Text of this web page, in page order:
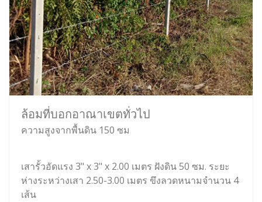
ล้อมที่บอกอาณาเขตทั่วไป
ความสูงจากพื้นดิน 150 ซม
เสารั้วอัดแรง 3" x 3" x 2.00 เมตร ฝังดิน 50 ซม. ระยะ
ห่างระหว่างเสา 2.50-3.00 เมตร ขึงลวดหนามจำนวน 4
เส้น